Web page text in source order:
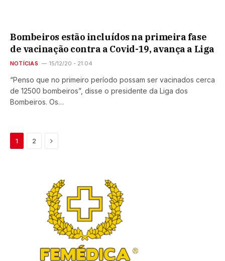
Bombeiros estão incluídos na primeira fase
de vacinação contra a Covid-19, avança a Liga
NOTÍCIAS 15/12/20 - 21:04
“Penso que no primeiro período possam ser vacinados cerca
de 12500 bombeiros”, disse o presidente da Liga dos
Bombeiros. Os…
1 2 Next